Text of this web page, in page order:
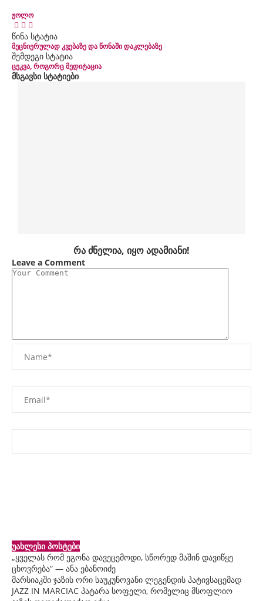
ჟოლო
წინა სტატია
მეცნიერულად კვებაზე და წონაში დაკლებაზე
შემდეგი სტატია
ცეკვა, როგორც მედიტაცია
მსგავსი სტატიები
რა ძნელია, იყო ადამიანი!
Leave a Comment
უახლესი პოსტები
„ყველას რომ ეგონა დავეცემოდი, სწორედ მაშინ დავიწყე
ცხოვრება“ — ანა ებანოიძე
მარსიაკში ჯაზის ორი საუკუნოვანი ლეგენდის პატივსაცემად
JAZZ IN MARCIAC პატარა სოფელი, რომელიც მსოფლიო